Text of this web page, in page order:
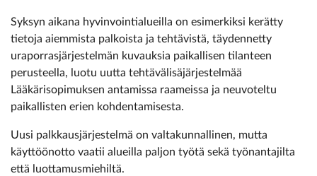
Syksyn aikana hyvinvointialueilla on esimerkiksi kerätty
tietoja aiemmista palkoista ja tehtävistä, täydennetty
uraporrasjärjestelmän kuvauksia paikallisen tilanteen
perusteella, luotu uutta tehtävälisäjärjestelmää
Lääkärisopimuksen antamissa raameissa ja neuvoteltu
paikallisten erien kohdentamisesta.
Uusi palkkausjärjestelmä on valtakunnallinen, mutta
käyttöönotto vaatii alueilla paljon työtä sekä työnantajilta
että luottamusmiehiltä.